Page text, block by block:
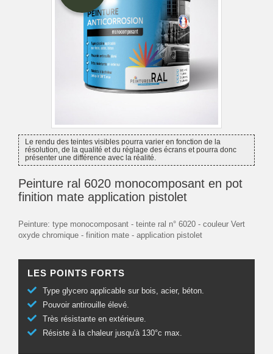
Le rendu des teintes visibles pourra varier en fonction de la
résolution, de la qualité et du réglage des écrans et pourra donc
présenter une différence avec la réalité.
Peinture ral 6020 monocomposant en pot
finition mate application pistolet
Peinture: type monocomposant - teinte ral n° 6020 - couleur Vert
oxyde chromique - finition mate - application pistolet
LES POINTS FORTS
Type glycero applicable sur bois, acier, béton.
Pouvoir antirouille élevé.
Très résistante en extérieure.
Résiste à la chaleur jusqu'à 130°c max.